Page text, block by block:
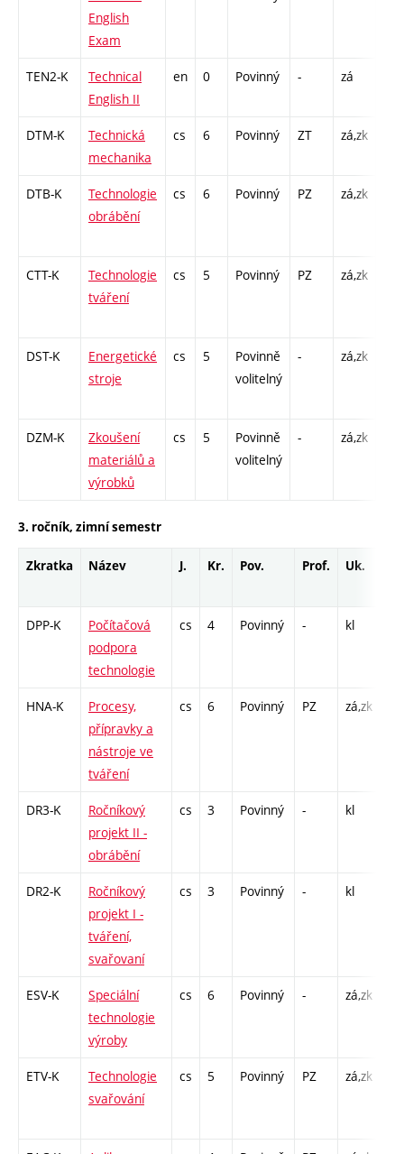
English
Exam
TEN2-K
Technical
English II
en 0 Povinný - zá
DTM-K
Technická
mechanika
cs 6 Povinný ZT zá,zk
DTB-K
Technologie
obrábění
cs 6 Povinný PZ zá,zk
CTT-K
Technologie
tváření
cs 5 Povinný PZ zá,zk
DST-K
Energetické
stroje
cs 5
Povinně
volitelný
- zá,zk
DZM-K
Zkoušení
materiálů a
výrobků
cs 5
Povinně
volitelný
- zá,zk
3. ročník, zimní semestr
Zkratka Název J. Kr. Pov. Prof. Uk.
DPP-K
Počítačová
podpora
technologie
cs 4 Povinný - kl
HNA-K
Procesy,
přípravky a
nástroje ve
tváření
cs 6 Povinný PZ zá,zk
DR3-K
Ročníkový
projekt II -
obrábění
cs 3 Povinný - kl
DR2-K
Ročníkový
projekt I -
tváření,
svařovaní
cs 3 Povinný - kl
ESV-K
Speciální
technologie
výroby
cs 6 Povinný - zá,zk
ETV-K
Technologie
svařování
cs 5 Povinný PZ zá,zk